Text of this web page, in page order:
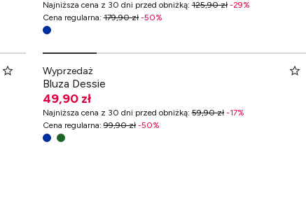
Najniższa cena z 30 dni przed obniżką:125,90 zł-29%
Cena regularna:179,90 zł-50%
Wyprzedaż
Bluza Dessie
49,90 zł
Najniższa cena z 30 dni przed obniżką:59,90 zł-17%
Cena regularna:99,90 zł-50%